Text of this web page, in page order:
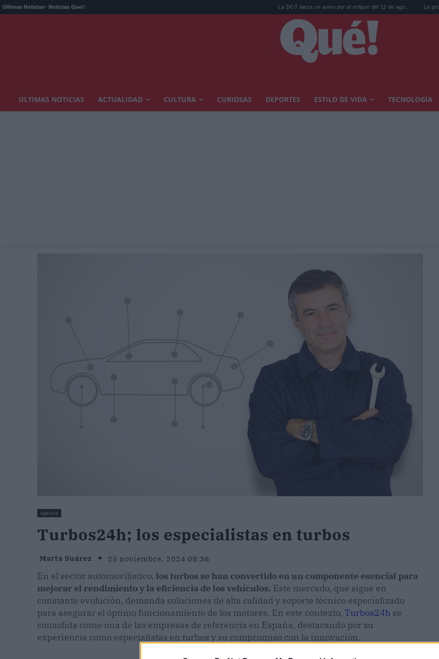
Últimas Noticias- Noticias Que!: La DGT lanza un aviso por el eclipse del 12 de ago... La productora
ÚLTIMAS NOTICIAS ACTUALIDAD CULTURA CURIOSAS DEPORTES ESTILO DE VIDA TECNOLOGÍA
Agencia
Turbos24h; los especialistas en turbos
Marta Suárez 25 noviembre, 2024 08:36
En el sector automovilístico, los turbos se han convertido en un componente esencial para
mejorar el rendimiento y la eficiencia de los vehículos. Este mercado, que sigue en
constante evolución, demanda soluciones de alta calidad y soporte técnico especializado
para asegurar el óptimo funcionamiento de los motores. En este contexto, Turbos24h se
consolida como una de las empresas de referencia en España, destacando por su
experiencia como especialistas en turbos y su compromiso con la innovación.